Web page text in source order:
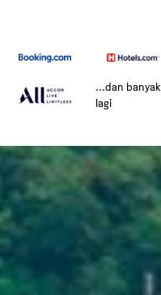
...dan banyak
lagi